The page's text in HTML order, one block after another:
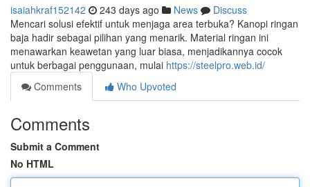
isaiahkraf152142 243 days ago News
Discuss
Mencari solusi efektif untuk menjaga area terbuka? Kanopi ringan
baja hadir sebagai pilihan yang menarik. Material ringan ini
menawarkan keawetan yang luar biasa, menjadikannya cocok
untuk berbagai penggunaan, mulai https://steelpro.web.id/
Comments
Who Upvoted
Comments
Submit a Comment
No HTML